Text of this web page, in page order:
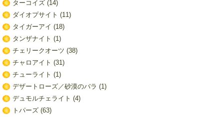
ターコイズ(14)
ダイオプサイト (11)
タイガーアイ (18)
タンザナイト (1)
チェリークオーツ (38)
チャロアイト (31)
チューライト (1)
デザートローズ／砂漠のバラ (1)
デュモルチェライト (4)
トパーズ(63)